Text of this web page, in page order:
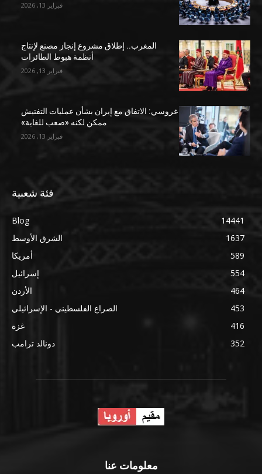
فبراير 13, 2026
المغرب.. إطلاق مشروع إنجاز مصنع لإنتاج
أنظمة هبوط الطائرات
فبراير 13, 2026
غروسي: الاتفاق مع إيران بشأن عمليات التفتيش
ممكن لكنه «صعب للغاية»
فبراير 13, 2026
فئة شعبية
Blog
14441
الشرق الأوسط
1637
أمريكا
589
إسرائيل
554
الأردن
464
الصراع الفلسطيني - الإسرائيلي
453
غزة
416
دونالد ترامب
352
معلومات عنا